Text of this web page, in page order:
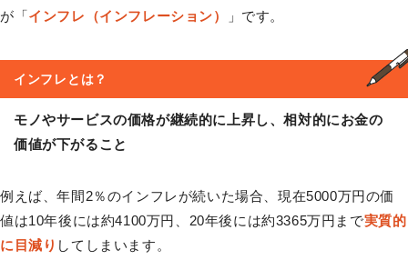
が「インフレ（インフレーション） 」です。
インフレ とは？
モノやサービスの価格が継続的に上昇し、相対的にお金の
価値が下がること
例えば、年間2％のインフレが続いた場合、現在5000万円の価
値は10年後には約4100万円、20年後には約3365万円まで実質的
に目減り してしまいます。